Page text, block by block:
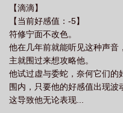
【滴滴】
【当前好感值：-5】
符修宁面不改色。
他在几年前就能听见这种声音
主就围过来想攻略他。
他试过虚与委蛇，奈何它们的
围内，只要他的好感值出现波
这导致他无论表现...